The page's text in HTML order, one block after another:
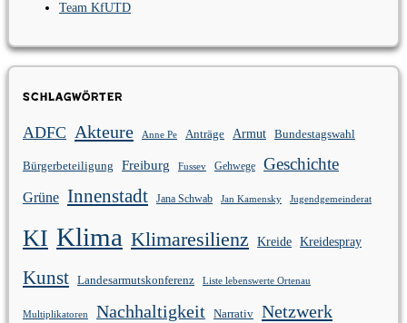
Team KfUTD
Schlagwörter
ADFC Akteure Anne Pe Anträge Armut Bundestagswahl
Bürgerbeteiligung Freiburg Fussev Gehwege Geschichte
Grüne Innenstadt Jana Schwab Jan Kamensky Jugendgemeinderat
KI Klima Klimaresilienz Kreide Kreidespray
Kunst Landesarmutskonferenz Liste lebenswerte Ortenau
Multiplikatoren Nachhaltigkeit Narrativ Netzwerk